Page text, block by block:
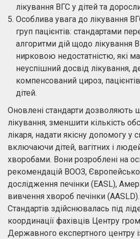
лікування ВГС у дітей та
Особлива увага до лікування
груп пацієнтів: стандартами
алгоритми дій щодо лікування
нирковою недостатністю, які
неуспішний досвід лікування,
компенсований цироз,
дітей.
Оновлені стандарти дозволяють
лікування, зменшити кількість
лікаря, надати якісну допомогу у
включаючи дітей, вагітних і
хворобами. Вони розроблені на
рекомендацій ВООЗ, Європейської
дослідження печінки (EASL),
вивчення хвороб печінки
Стандартів здійснювалась під
координації фахівців Центру
Державного експертного центру